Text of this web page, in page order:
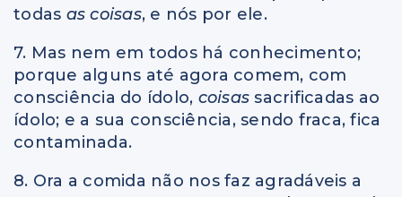
todas as coisas, e nós por ele.
7. Mas nem em todos há conhecimento;
porque alguns até agora comem, com
consciência do ídolo, coisassacrificadas ao
ídolo; e a sua consciência, sendo fraca, fica
contaminada.
8. Ora a comida não nos faz agradáveis a